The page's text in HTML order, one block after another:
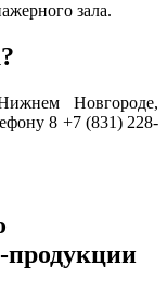
зала.
Новгороде,
8 +7 (831) 228-
продукции